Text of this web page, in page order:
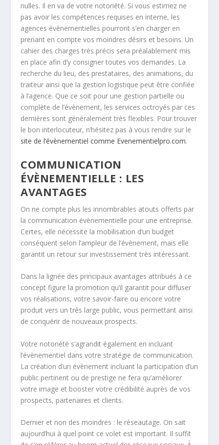
nulles. Il en va de votre notoriété. Si vous estimez ne
pas avoir les compétences requises en interne, les
agences évènementielles pourront s’en charger en
prenant en compte vos moindres désirs et besoins. Un
cahier des charges très précis sera préalablement mis
en place afin d’y consigner toutes vos demandes. La
recherche du lieu, des prestataires, des animations, du
traiteur ainsi que la gestion logistique peut être confiée
à l’agence. Que ce soit pour une gestion partielle ou
complète de l’évènement, les services octroyés par ces
dernières sont généralement très flexibles. Pour trouver
le bon interlocuteur, n’hésitez pas à vous rendre sur le
site de l’évènementiel comme Evenementielpro.com.
COMMUNICATION
ÉVÈNEMENTIELLE : LES
AVANTAGES
On ne compte plus les innombrables atouts offerts par
la communication évènementielle pour une entreprise.
Certes, elle nécessite la mobilisation d’un budget
conséquent selon l’ampleur de l’évènement, mais elle
garantit un retour sur investissement très intéressant.
Dans la lignée des principaux avantages attribués à ce
concept figure la promotion qu’il garantit pour diffuser
vos réalisations, votre savoir-faire ou encore votre
produit vers un très large public, vous permettant ainsi
de conquérir de nouveaux prospects.
Votre notoriété s’agrandit également en incluant
l’évènementiel dans votre stratégie de communication.
La création d’un évènement incluant la participation d’un
public pertinent ou de prestige ne fera qu’améliorer
votre image et booster votre crédibilité auprès de vos
prospects, partenaires et clients.
Dernier et non des moindres : le réseautage. On sait
aujourd’hui à quel point ce volet est important. Il suffit